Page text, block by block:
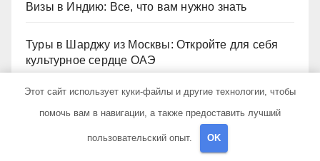
Визы в Индию: Все, что вам нужно знать
Туры в Шарджу из Москвы: Откройте для себя
культурное сердце ОАЭ
Архив
Этот сайт использует куки-файлы и другие технологии, чтобы
помочь вам в навигации, а также предоставить лучший
пользовательский опыт. OK